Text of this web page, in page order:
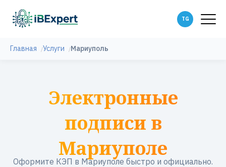
Главная Услуги Мариуполь
Электронные
подписи в
Мариуполе
Оформите КЭП в Мариуполе быстро и официально.